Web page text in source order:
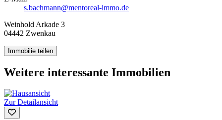
s.bachmann@mentoreal-immo.de
Weinhold Arkade 3
04442 Zwenkau
Immobilie teilen
Weitere interessante Immobilien
Zur Detailansicht